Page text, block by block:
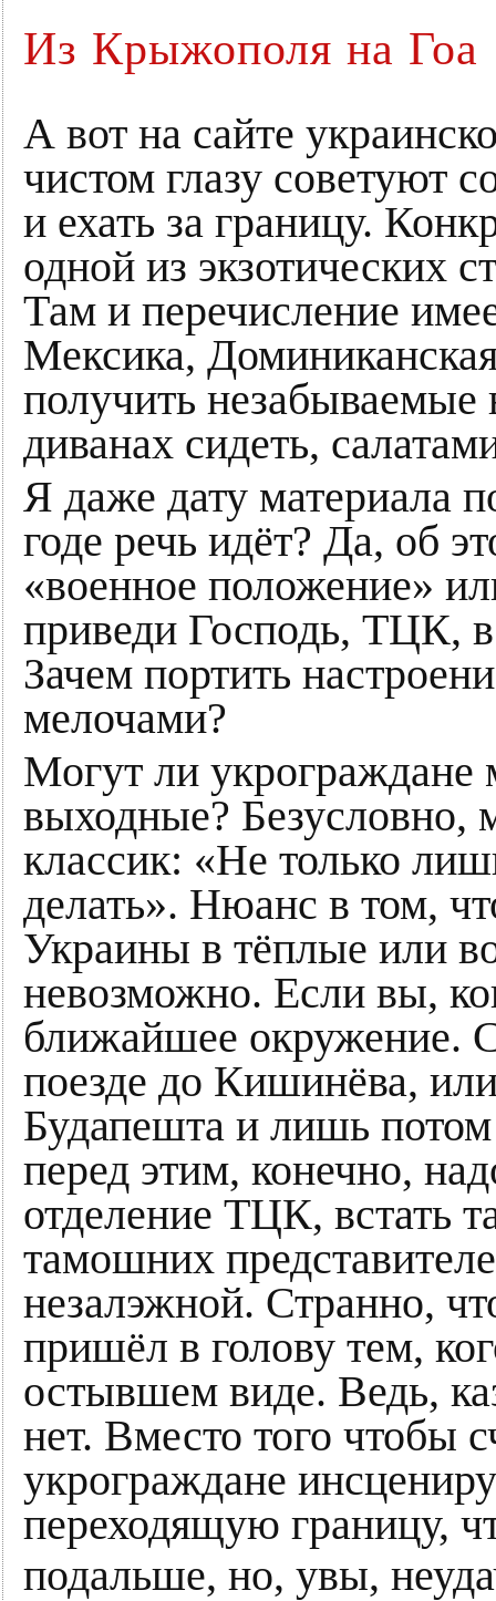
Из Крыжополя на Гоа
А вот на сайте
чистом глазу советуют
и ехать за границу.
одной из экзотических
Там и перечисление
Мексика,
получить незабываемые
диванах сидеть,
Я даже дату материала
годе речь идёт? Да, об
«военное положение»
приведи Господь, ТЦК,
Зачем портить
мелочами?
Могут ли укрограждане
выходные? Безусловно,
классик: «Не только
делать». Нюанс в том,
Украины в тёплые или
невозможно. Если вы,
ближайшее окружение.
поезде до Кишинёва,
Будапешта и лишь
перед этим, конечно,
отделение ТЦК, встать
тамошних
незалэжной. Странно,
пришёл в голову тем,
остывшем виде. Ведь,
нет. Вместо того чтобы
укрограждане
переходящую границу,
подальше, но, увы,